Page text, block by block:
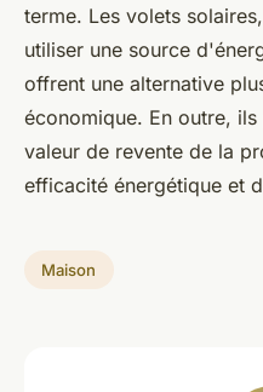
terme. Les volets
utiliser une source
offrent une alternative
économique. En outre,
valeur de revente de la
efficacité énergétique et
Maison